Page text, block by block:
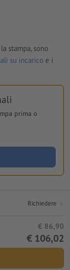
stampa, sono
su incarico e i
prima o
Richiedere
€ 86,90
€ 106,02